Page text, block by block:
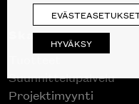
Skanno
Suunnittelupalvelu
Projektimyynti
HYVÄKSY